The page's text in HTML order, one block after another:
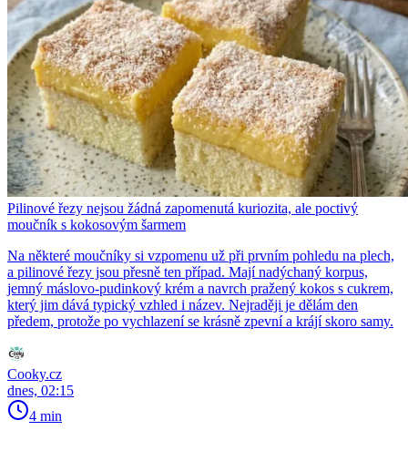
Pilinové řezy nejsou žádná zapomenutá kuriozita, ale poctivý
moučník s kokosovým šarmem
Na některé moučníky si vzpomenu už při prvním pohledu na plech,
a pilinové řezy jsou přesně ten případ. Mají nadýchaný korpus,
jemný máslovo-pudinkový krém a navrch pražený kokos s cukrem,
který jim dává typický vzhled i název. Nejraději je dělám den
předem, protože po vychlazení se krásně zpevní a krájí skoro samy.
Cooky.cz
dnes, 02:15
4 min